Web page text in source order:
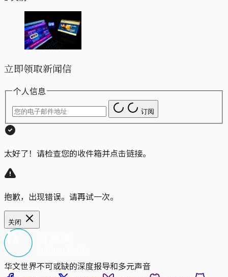
立即领取新闻信
个人信息
订阅
太好了！请检查您的收件箱并点击链接。
抱歉，出现错误。请再试一次。
关闭
华文世界不可或缺的深度报导和多元声音